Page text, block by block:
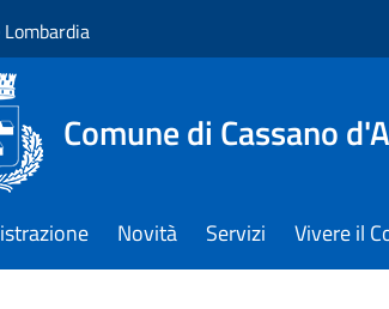
Comune di Cassano
Novità Servizi Vivere il